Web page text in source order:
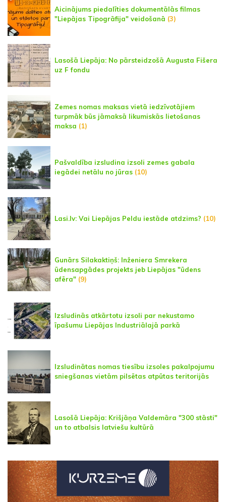
Aicinājums piedalīties dokumentālās filmas
"Liepājas Tipogrāfija" veidošanā (3)
Lasošā Liepāja: No pārsteidzošā Augusta Fišera
uz F fondu
Zemes nomas maksas vietā iedzīvotājiem
turpmāk būs jāmaksā likumiskās lietošanas
maksa (1)
Pašvaldība izsludina izsoli zemes gabala
iegādei netālu no jūras (10)
Lasi.lv: Vai Liepājas Peldu iestāde atdzims? (10)
Gunārs Silakaktiņš: Inženiera Smrekera
ūdensapgādes projekts jeb Liepājas "ūdens
afēra" (9)
Izsludinās atkārtotu izsoli par nekustamo
īpašumu Liepājas Industriālajā parkā
Izsludinātas nomas tiesību izsoles pakalpojumu
sniegšanas vietām pilsētas atpūtas teritorijās
Lasošā Liepāja: Krišjāņa Valdemāra "300 stāsti"
un to atbalsis latviešu kultūrā